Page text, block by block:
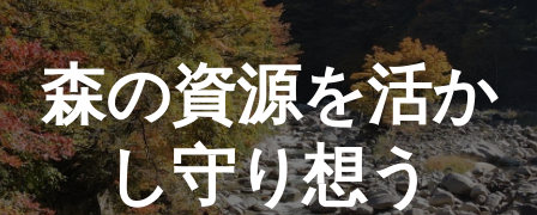
森の資源を活か
し守り想う